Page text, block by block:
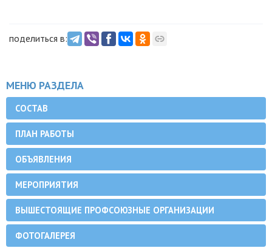
поделиться в:
МЕНЮ РАЗДЕЛА
СОСТАВ
ПЛАН РАБОТЫ
ОБЪЯВЛЕНИЯ
МЕРОПРИЯТИЯ
ВЫШЕСТОЯЩИЕ ПРОФСОЮЗНЫЕ ОРГАНИЗАЦИИ
ФОТОГАЛЕРЕЯ